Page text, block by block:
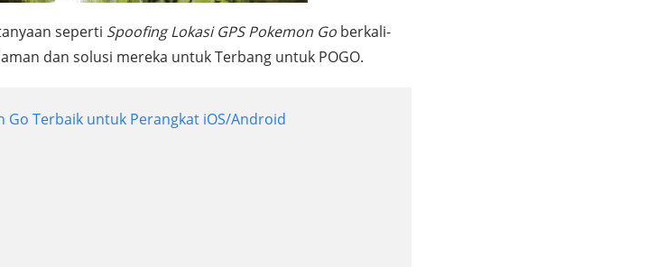
seperti Spoofing Lokasi GPS Pokemon Go berkali-
dan solusi mereka untuk Terbang untuk POGO.
Go Terbaik untuk Perangkat iOS/Android